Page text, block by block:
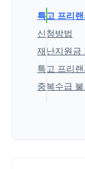
특고 프리
신청방법
재난지원금
특고 프리
중복수급